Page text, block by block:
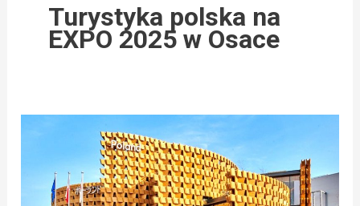
Turystyka polska na
EXPO 2025 w Osace
EXPO